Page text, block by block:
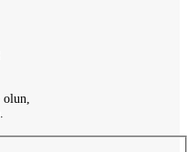
olun,